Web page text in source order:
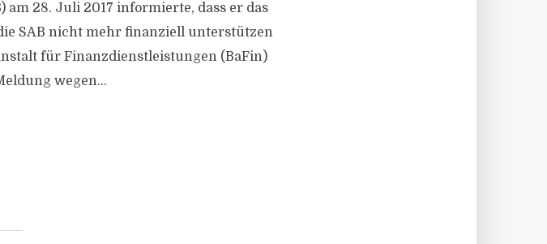
am 28. Juli 2017 informierte, dass er das
SAB nicht mehr finanziell unterstützen
für Finanzdienstleistungen (BaFin)
wegen...